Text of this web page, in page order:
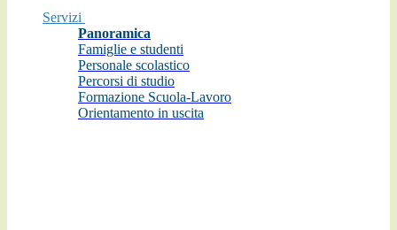
Servizi
Panoramica
Famiglie e studenti
Personale scolastico
Percorsi di studio
Formazione Scuola-Lavoro
Orientamento in uscita